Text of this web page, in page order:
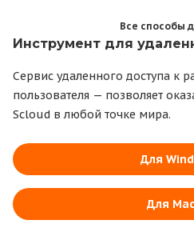
Все способы
Инструмент для
Сервис удаленного доступа к
пользователя — позволяет
Scloud в любой точке мира.
Для
Для